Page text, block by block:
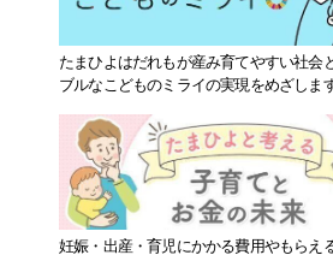
たまひよはだれもが産み育てやすい社会
ブルなこどものミライの実現をめざしま
妊娠・出産・育児にかかる費用やもらえ